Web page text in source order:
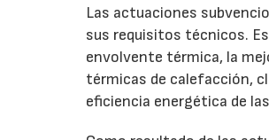
Las actuaciones
sus requisitos técnicos.
envolvente térmica, la
térmicas de calefacción,
eficiencia energética de